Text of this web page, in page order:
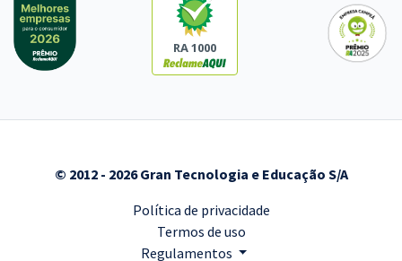
RA 1000
© 2012 - 2026 Gran Tecnologia e Educação S/A
Política de privacidade
Termos de uso
Regulamentos